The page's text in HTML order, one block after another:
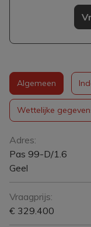
Algemeen
Wettelijke
Algemeen
Adres:
Pas 99-D/1.6
Geel
Vraagprijs:
€ 329.400